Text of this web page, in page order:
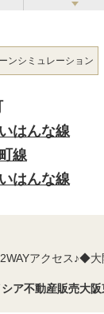
ンシミュレーション
はんな線
線
はんな線
アクセス♪◆大
シア不動産販売